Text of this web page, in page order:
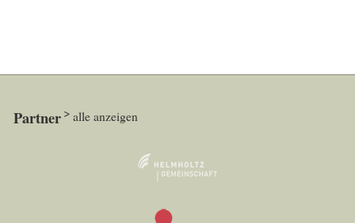
Partner alle anzeigen